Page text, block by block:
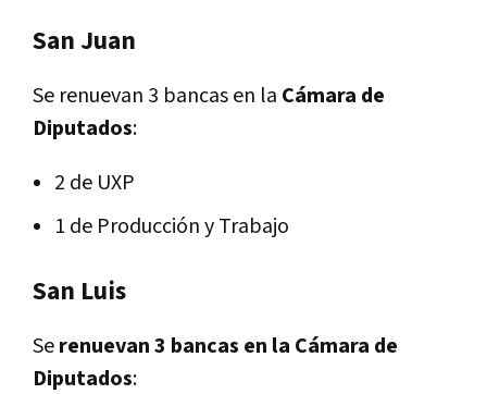
San Juan
Se renuevan 3 bancas en la Cámara de
Diputados:
2 de UXP
1 de Producción y Trabajo
San Luis
Serenuevan 3 bancas en la Cámara de
Diputados: